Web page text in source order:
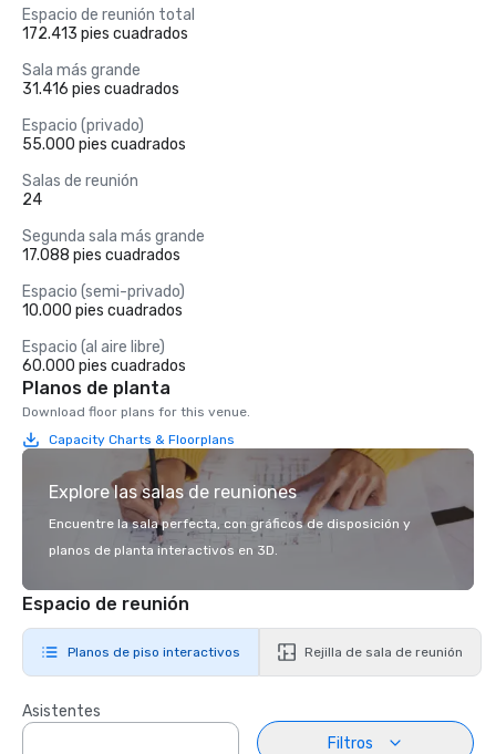
Espacio de reunión total
172.413 pies cuadrados
Sala más grande
31.416 pies cuadrados
Espacio (privado)
55.000 pies cuadrados
Salas de reunión
24
Segunda sala más grande
17.088 pies cuadrados
Espacio (semi-privado)
10.000 pies cuadrados
Espacio (al aire libre)
60.000 pies cuadrados
Planos de planta
Download floor plans for this venue.
Capacity Charts & Floorplans
Explore las salas de reuniones
Encuentre la sala perfecta, con gráficos de disposición y
planos de planta interactivos en 3D.
Espacio de reunión
Planos de piso interactivos Rejilla de sala de reunión
Asistentes
Filtros